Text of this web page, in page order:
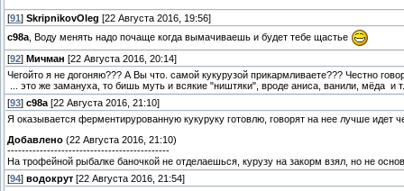
[91 ] SkripnikovOleg [22 Августа 2016, 19:56]
c98a , Воду менять надо почаще когда вымачиваешь и будет тебе щастье
[92] Мичман [22 Августа 2016, 20:14]
Чегойто я не догоняю??? А Вы что. самой кукурузой прикармливаете??? Честно
... это же замануха, то бишь муть и всякие "ништяки", вроде аниса, ванили, мёда и
[93] c98a [22 Августа 2016, 21:10]
Я оказывается ферментирурованную кукуруку готовлю, говорят на нее лучше идет
Добавлено (22 Августа 2016, 21:10)
---------------------------------------------
На трофейной рыбалке баночкой не отделаешься, курузу на закорм взял, но не
[94] водокрут [22 Августа 2016, 21:54]